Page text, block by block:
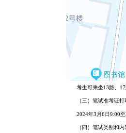
考生可乘坐13路、
（三）笔试准考证打
2024年3月6日9:00
（四）笔试类别和内